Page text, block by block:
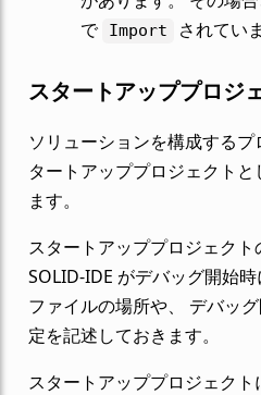
で Import されてい
スタートアッププロジ
ソリューションを構成する
タートアッププロジェクト
ます。
スタートアッププロジェクト
SOLID-IDE がデバッグ開始
ファイルの場所や、 デバッ
定を記述しておきます。
スタートアッププロジェク